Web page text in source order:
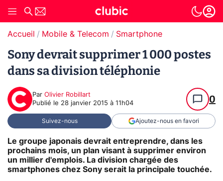
Accueil Mobile & Telecom Smartphone
Sony devrait supprimer 1 000 postes
dans sa division téléphonie
Par Olivier Robillart
Publié le 28 janvier 2015 à 11h04 0
Suivez-nous Ajoutez-nous en favori
Le groupe japonais devrait entreprendre, dans les
prochains mois, un plan visant à supprimer environ
un millier d'emplois. La division chargée des
smartphones chez Sony serait la principale touchée.